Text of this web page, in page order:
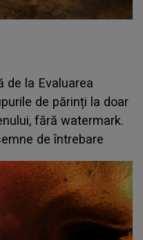
de la Evaluarea
de părinți la doar
fără watermark.
de întrebare